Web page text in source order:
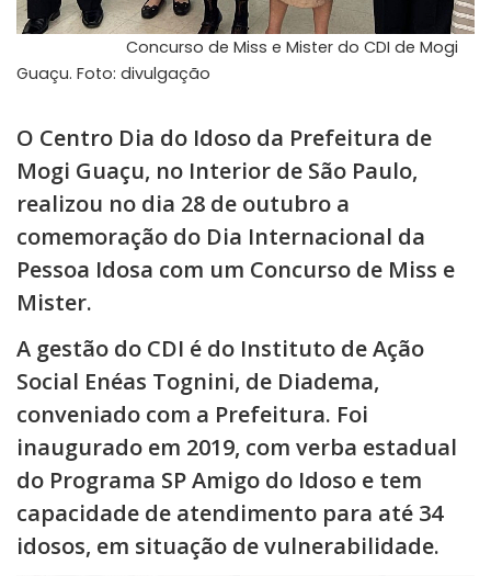
Concurso de Miss e Mister do CDI de Mogi
Guaçu. Foto: divulgação
O Centro Dia do Idoso da Prefeitura de
Mogi Guaçu, no Interior de São Paulo,
realizou no dia 28 de outubro a
comemoração do Dia Internacional da
Pessoa Idosa com um Concurso de Miss e
Mister.
A gestão do CDI é do Instituto de Ação
Social Enéas Tognini, de Diadema,
conveniado com a Prefeitura. Foi
inaugurado em 2019, com verba estadual
do Programa SP Amigo do Idoso e tem
capacidade de atendimento para até 34
idosos, em situação de vulnerabilidade.